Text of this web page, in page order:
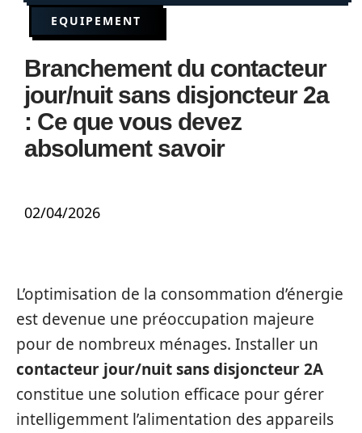
EQUIPEMENT
Branchement du contacteur
jour/nuit sans disjoncteur 2a
: Ce que vous devez
absolument savoir
02/04/2026
L’optimisation de la consommation d’énergie
est devenue une préoccupation majeure
pour de nombreux ménages. Installer un
contacteur jour/nuit sans disjoncteur 2A
constitue une solution efficace pour gérer
intelligemment l’alimentation des appareils